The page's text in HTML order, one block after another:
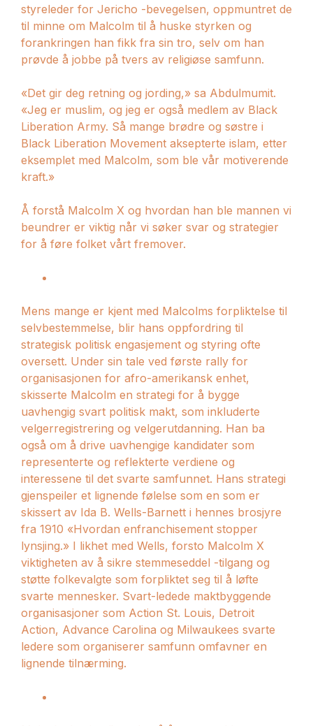
styreleder for Jericho -bevegelsen, oppmuntret de
til minne om Malcolm til å huske styrken og
forankringen han fikk fra sin tro, selv om han
prøvde å jobbe på tvers av religiøse samfunn.
«Det gir deg retning og jording,» sa Abdulmumit.
«Jeg er muslim, og jeg er også medlem av Black
Liberation Army. Så mange brødre og søstre i
Black Liberation Movement aksepterte islam, etter
eksemplet med Malcolm, som ble vår motiverende
kraft.»
Å forstå Malcolm X og hvordan han ble mannen vi
beundrer er viktig når vi søker svar og strategier
for å føre folket vårt fremover.
Mens mange er kjent med Malcolms forpliktelse til
selvbestemmelse, blir hans oppfordring til
strategisk politisk engasjement og styring ofte
oversett. Under sin tale ved første rally for
organisasjonen for afro-amerikansk enhet,
skisserte Malcolm en strategi for å bygge
uavhengig svart politisk makt, som inkluderte
velgerregistrering og velgerutdanning. Han ba
også om å drive uavhengige kandidater som
representerte og reflekterte verdiene og
interessene til det svarte samfunnet. Hans strategi
gjenspeiler et lignende følelse som en som er
skissert av Ida B. Wells-Barnett i hennes brosjyre
fra 1910 «Hvordan enfranchisement stopper
lynsjing.» I likhet med Wells, forsto Malcolm X
viktigheten av å sikre stemmeseddel -tilgang og
støtte folkevalgte som forpliktet seg til å løfte
svarte mennesker. Svart-ledede maktbyggende
organisasjoner som Action St. Louis, Detroit
Action, Advance Carolina og Milwaukees svarte
ledere som organiserer samfunn omfavner en
lignende tilnærming.